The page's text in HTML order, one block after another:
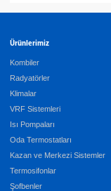
Ürünlerimiz
Kombiler
Radyatörler
Klimalar
VRF Sistemleri
Isı Pompaları
Oda Termostatları
Kazan ve Merkezi Sistemler
Termosifonlar
Şofbenler